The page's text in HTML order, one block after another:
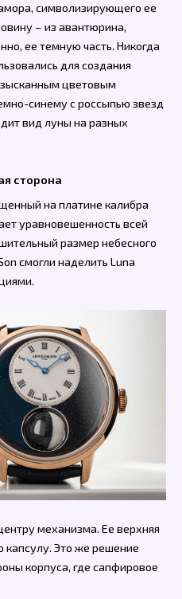
символизирующего ее
– из авантюрина,
ее темную часть. Никогда
для создания
цветовым
синему с россыпью звезд
вид луны на разных
сторона
на платине калибра
уравновешенность всей
размер небесного
смогли наделить Luna
механизма. Ее верхняя
капсулу. Это же решение
корпуса, где сапфировое